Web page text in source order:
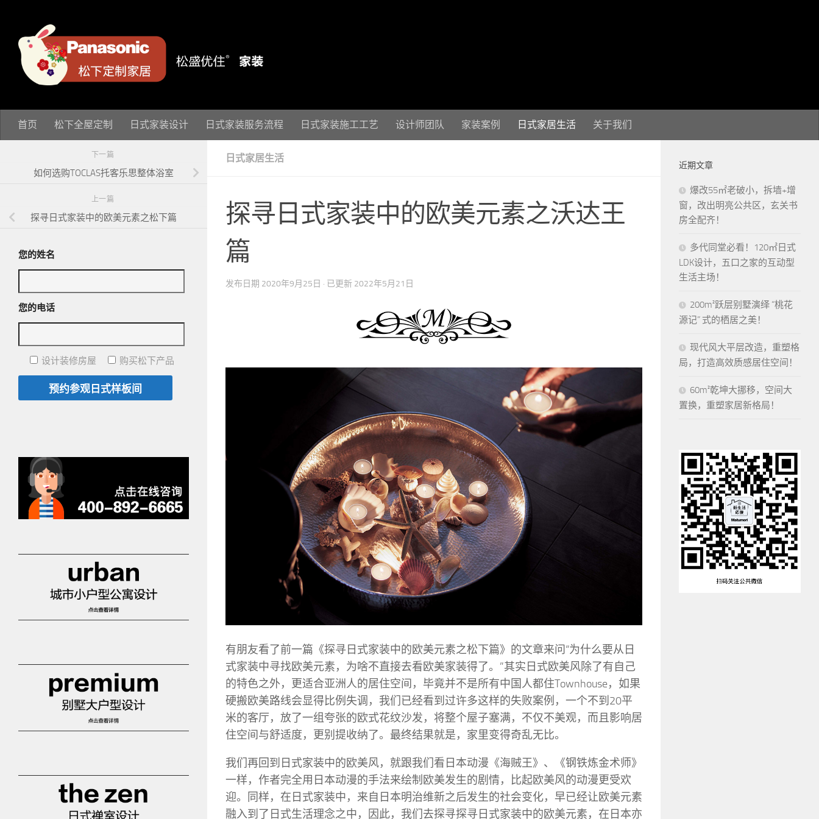
首页 松下全屋定制 日式家装设计 日式家装服务流程 日式家装施工工艺 设计师团队 家装案例 日式家居生活 关于我们
日式家居生活
探寻日式家装中的欧美元素之沃达王
篇
发布日期 2020年9月25日 · 已更新 2022年5月21日
有朋友看了前一篇《探寻日式家装中的欧美元素之松下篇》的文章来问“为什么要从日
式家装中寻找欧美元素，为啥不直接去看欧美家装得了。”其实日式欧美风除了有自己
的特色之外，更适合亚洲人的居住空间，毕竟并不是所有中国人都住Townhouse，如果
硬搬欧美路线会显得比例失调，我们已经看到过许多这样的失败案例，一个不到20平
米的客厅，放了一组夸张的欧式花纹沙发，将整个屋子塞满，不仅不美观，而且影响居
住空间与舒适度，更别提收纳了。最终结果就是，家里变得奇乱无比。
我们再回到日式家装中的欧美风，就跟我们看日本动漫《海贼王》、《钢铁炼金术师》
一样，作者完全用日本动漫的手法来绘制欧美发生的剧情，比起欧美风的动漫更受欢
迎。同样，在日式家装中，来自日本明治维新之后发生的社会变化，早已经让欧美元素
融入到了日式生活理念之中，因此，我们去探寻探寻日式家装中的欧美元素，在日本亦
下一篇
如何选购TOCLAS托客乐思整体浴室
上一篇
探寻日式家装中的欧美元素之松下篇
您的姓名
您的电话
设计装修房屋 购买松下产品
近期文章
爆改55㎡老破小，拆墙+增
窗，改出明亮公共区，玄关书
房全配齐！
多代同堂必看！120㎡日式
LDK设计，五口之家的互动型
生活主场！
200m²跃层别墅演绎 “桃花
源记” 式的栖居之美！
现代风大平层改造，重塑格
局，打造高效质感居住空间！
60m²乾坤大挪移，空间大
置换，重塑家居新格局！